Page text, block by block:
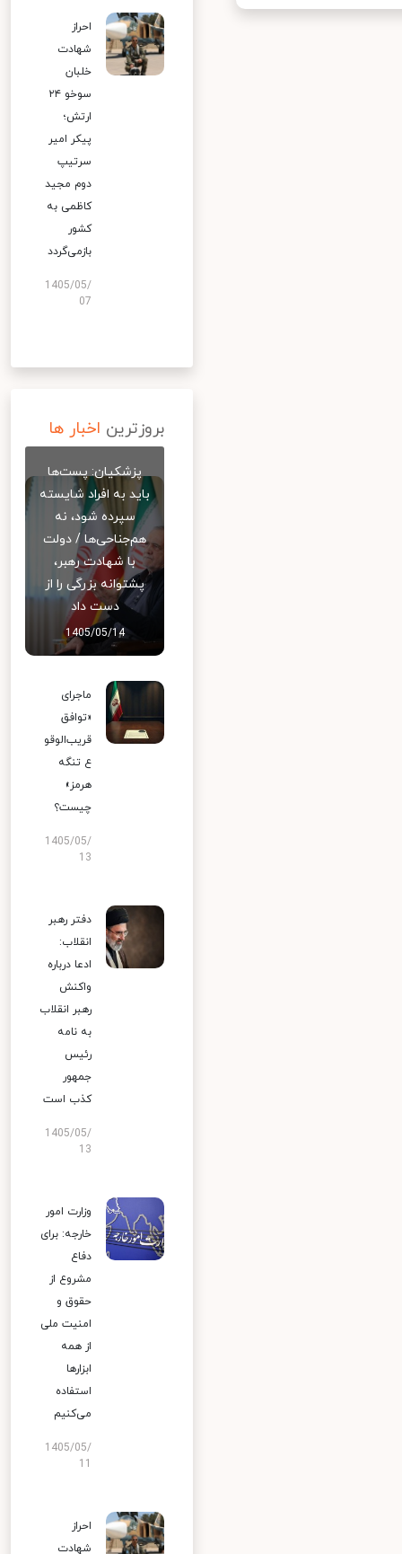
احراز
شهادت
خلبان
سوخو ۲۴
ارتش؛
پیکر امیر
سرتیپ
دوم مجید
کاظمی به
کشور
بازمی‌گردد
1405/05/
07
بروزترین اخبار ها
پزشکیان: پست‌ها
باید به افراد شایسته
سپرده شود، نه
هم‌جناحی‌ها / دولت
با شهادت رهبر،
پشتوانه بزرگی را از
دست داد
1405/05/14
ماجرای
«توافق
قریب‌الوقو
ع تنگه
هرمز»
چیست؟
1405/05/
13
دفتر رهبر
انقلاب:
ادعا درباره
واکنش
رهبر انقلاب
به نامه
رئیس
جمهور
کذب است
1405/05/
13
وزارت امور
خارجه: برای
دفاع
مشروع از
حقوق و
امنیت ملی
از همه
ابزارها
استفاده
می‌کنیم
1405/05/
احراز
شهادت